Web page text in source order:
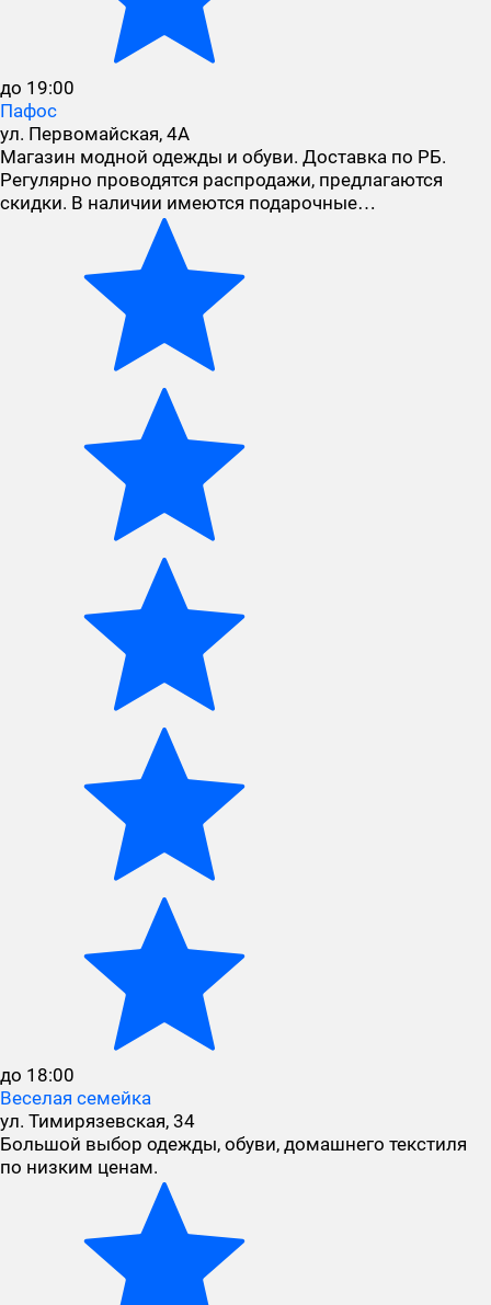
до 19:00
Пафос
ул. Первомайская, 4А
Магазин модной одежды и обуви. Доставка по РБ.
Регулярно проводятся распродажи, предлагаются
скидки. В наличии имеются подарочные…
до 18:00
Веселая семейка
ул. Тимирязевская, 34
Большой выбор одежды, обуви, домашнего текстиля
по низким ценам.